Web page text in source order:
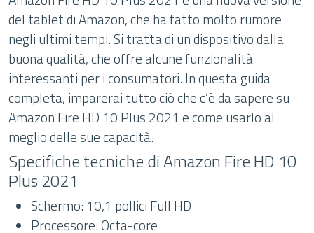
del tablet di Amazon, che ha fatto molto rumore
negli ultimi tempi. Si tratta di un dispositivo dalla
buona qualità, che offre alcune funzionalità
interessanti per i consumatori. In questa guida
completa, imparerai tutto ciò che c’è da sapere su
Amazon Fire HD 10 Plus 2021 e come usarlo al
meglio delle sue capacità.
Specifiche tecniche di Amazon Fire HD 10
Plus 2021
Schermo: 10,1 pollici Full HD
Processore: Octa-core